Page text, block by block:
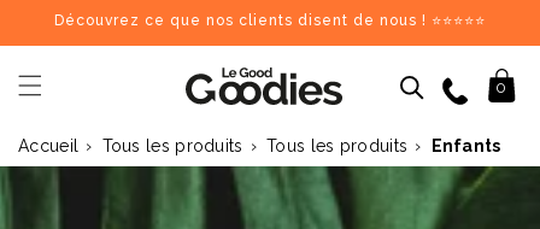
passer
au
contenu
Découvrez ce que nos clients disent de nous ! ⭐⭐⭐⭐⭐
Panier
0
Dernières recherches :Supprimer tout
Recherches populaires
Accueil › Tous les produits › Tous les produits › Enfants